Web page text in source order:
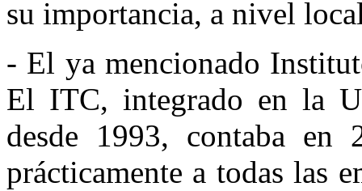
su importancia, a nivel
- El ya mencionado
El ITC, integrado en la
desde 1993, contaba
prácticamente a todas las